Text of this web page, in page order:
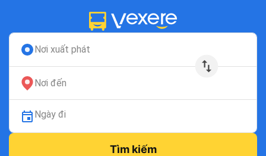
Nơi xuất phát
Nơi đến
Ngày đi
Tìm kiếm